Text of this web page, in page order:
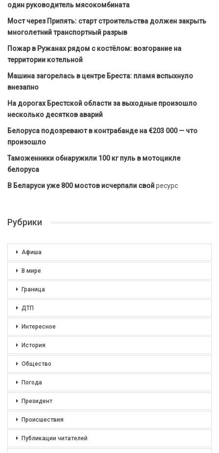
один руководитель мясокомбината
Мост через Припять: старт строительства должен закрыть
многолетний транспортный разрыв
Пожар в Ружанах рядом с костёлом: возгорание на
территории котельной
Машина загорелась в центре Бреста: пламя вспыхнуло
внезапно
На дорогах Брестской области за выходные произошло
несколько десятков аварий
Белоруса подозревают в контрабанде на €203 000 — что
произошло
Таможенники обнаружили 100 кг пуль в мотоцикле
белоруса
В Беларуси уже 800 мостов исчерпали свойресурс
Рубрики
Афиша
В мире
Граница
ДТП
Интересное
История
Общество
Погода
Президент
Происшествия
Публикации читателей